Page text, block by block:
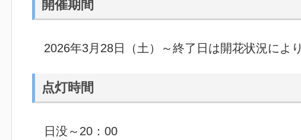
開催期間
2026年3月28日（土）～終了日は開花状況によ
点灯時間
日没～20：00